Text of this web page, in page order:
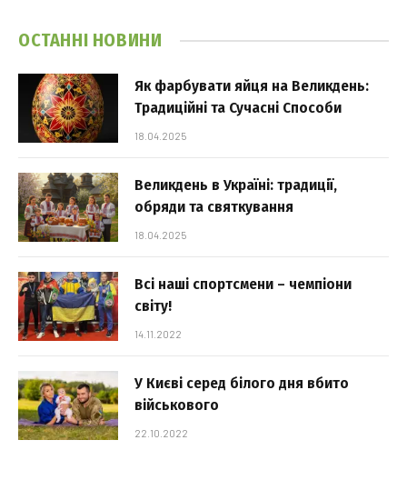
ОСТАННІ НОВИНИ
Як фарбувати яйця на Великдень:
Традиційні та Сучасні Способи
18.04.2025
Великдень в Україні: традиції,
обряди та святкування
18.04.2025
Всі наші спортсмени – чемпіони
світу!
14.11.2022
У Києві серед білого дня вбито
військового
22.10.2022